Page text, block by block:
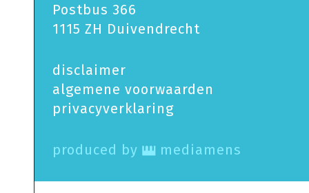
Postbus 366
1115 ZH Duivendrecht
disclaimer
algemene voorwaarden
privacy­verklaring
produced by mediamens